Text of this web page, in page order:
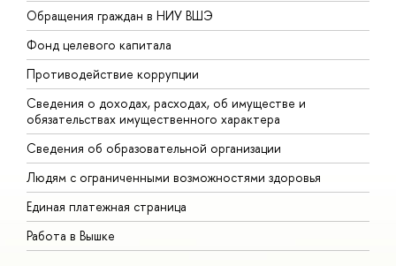
Обращения граждан в НИУ ВШЭ
Фонд целевого капитала
Противодействие коррупции
Сведения о доходах, расходах, об имуществе и
обязательствах имущественного характера
Сведения об образовательной организации
Людям с ограниченными возможностями здоровья
Единая платежная страница
Работа в Вышке